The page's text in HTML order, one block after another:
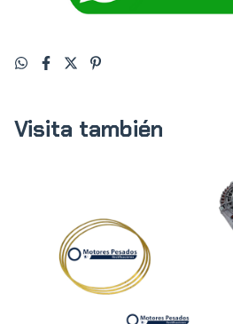
Visita también